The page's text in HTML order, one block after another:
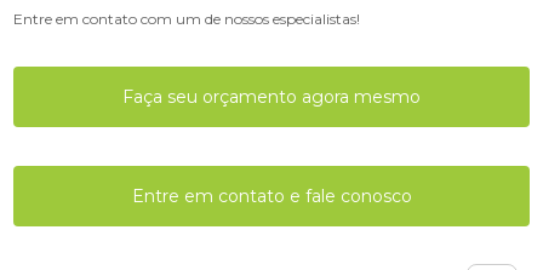
Entre em contato com um de nossos especialistas!
Faça seu orçamento agora mesmo
Entre em contato e fale conosco